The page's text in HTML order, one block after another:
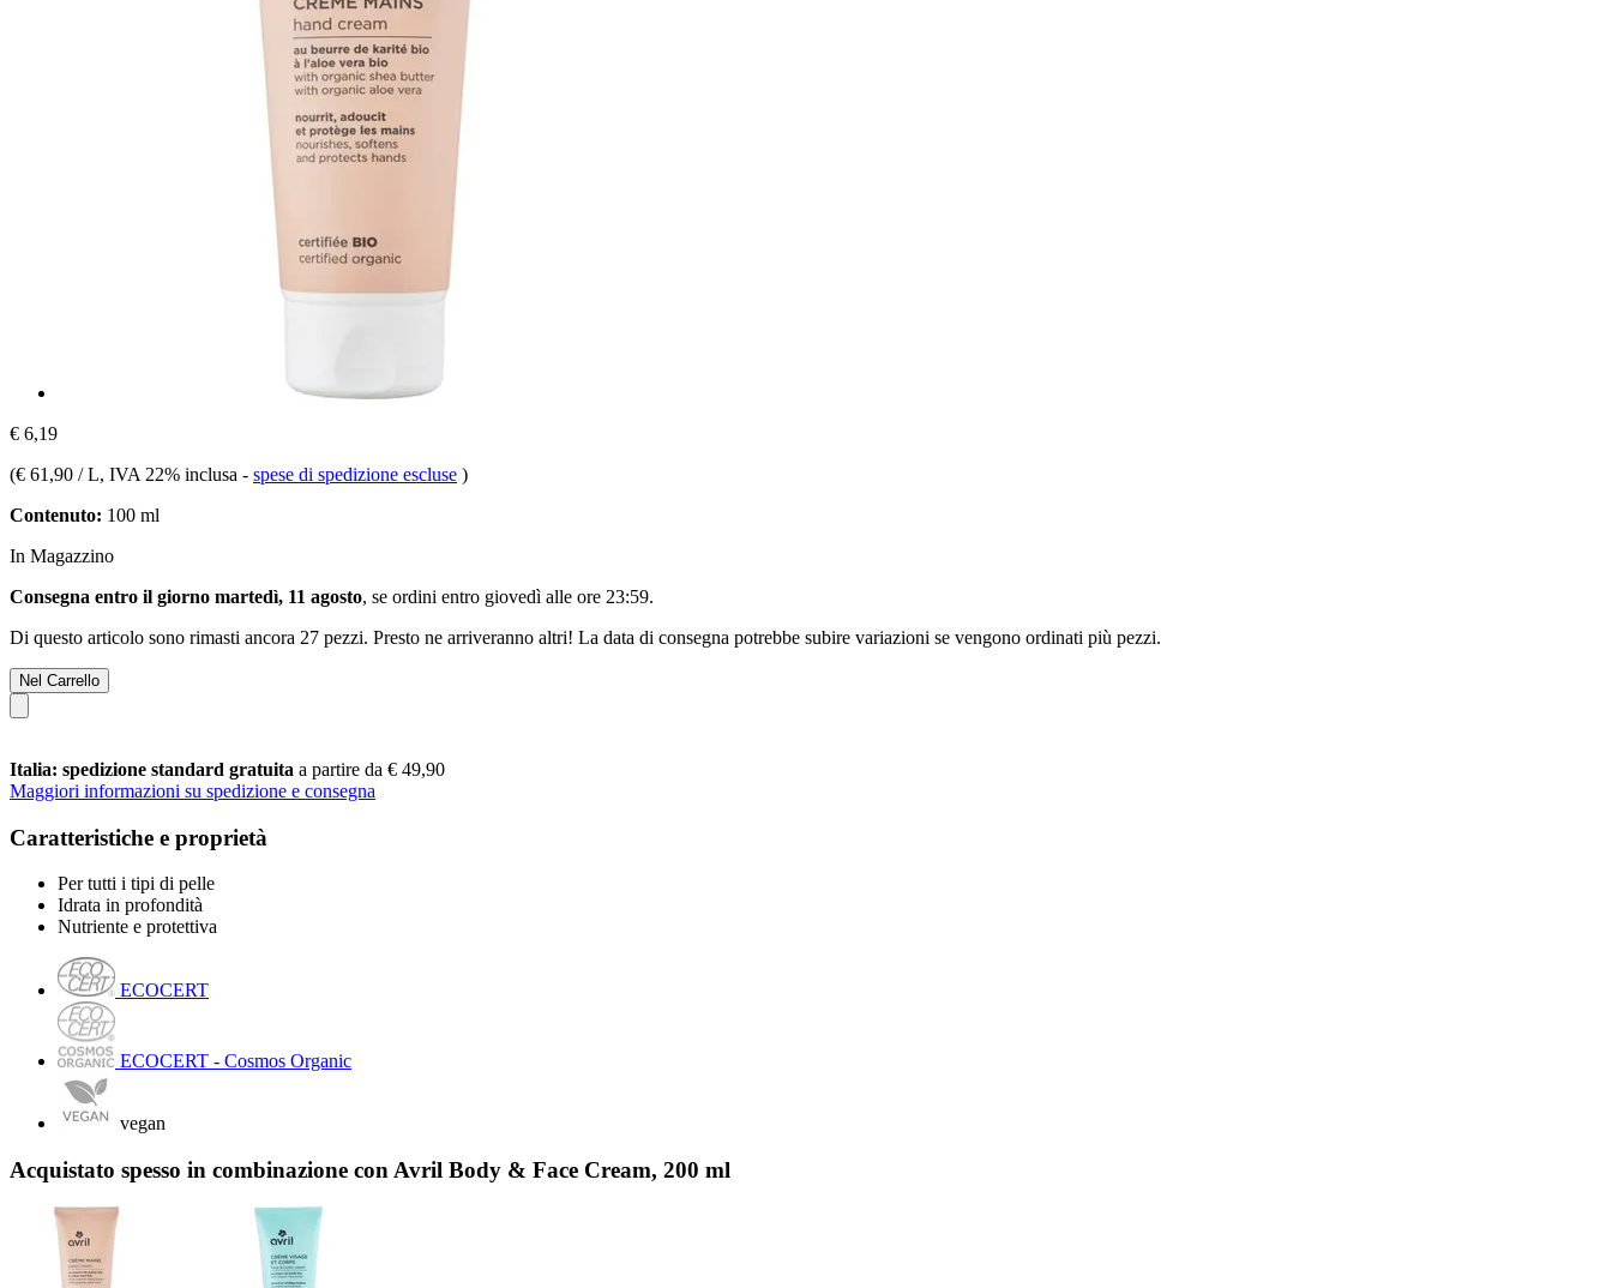
€ 6,19
(€ 61,90 / L, IVA 22% inclusa - spese di spedizione escluse )
Contenuto: 100 ml
In Magazzino
Consegna entro il giorno martedì, 11 agosto, se ordini entro giovedì alle ore 23:59.
Di questo articolo sono rimasti ancora 27 pezzi. Presto ne arriveranno altri! La data di consegna potrebbe subire variazioni se vengono ordinati più pezzi.
Nel Carrello
Italia: spedizione standard gratuita a partire da € 49,90
Maggiori informazioni su spedizione e consegna
Caratteristiche e proprietà
Per tutti i tipi di pelle
Idrata in profondità
Nutriente e protettiva
ECOCERT
ECOCERT - Cosmos Organic
vegan
Acquistato spesso in combinazione con Avril Body & Face Cream, 200 ml